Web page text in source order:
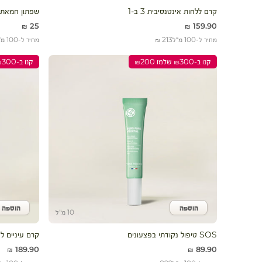
קרם ללחות אינטנסיבית 3 ב-1
מחיר מבצע
159.90 ₪
מחיר ל-100 מ״ל 213 ₪
שפתון
מחיר מבצע
25 ₪
מחיר ל-100 מ״ל
קנו ב-₪300 שלמו ₪200
10 מ"ל הוסף לעגלההוספה
SOS טיפול נקודתי בפצעונים
מחיר מבצע
89.90 ₪
קנו ב-₪300 שלמו ₪200
הוספה
קרם עיניים
מחיר מבצע
189.90 ₪